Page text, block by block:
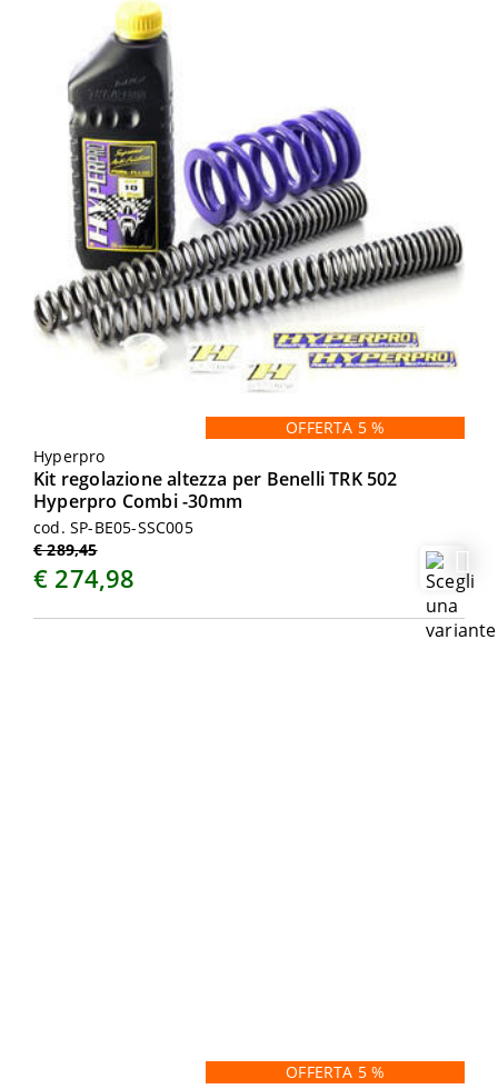
OFFERTA 5 %
Hyperpro
Kit regolazione altezza per Benelli TRK 502
Hyperpro Combi -30mm
cod. SP-BE05-SSC005
€ 289,45
€ 274,98
OFFERTA 5 %